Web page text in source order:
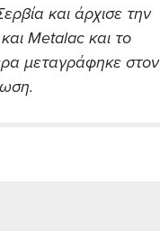
και άρχισε την
Metalac και το
μεταγράφηκε στον